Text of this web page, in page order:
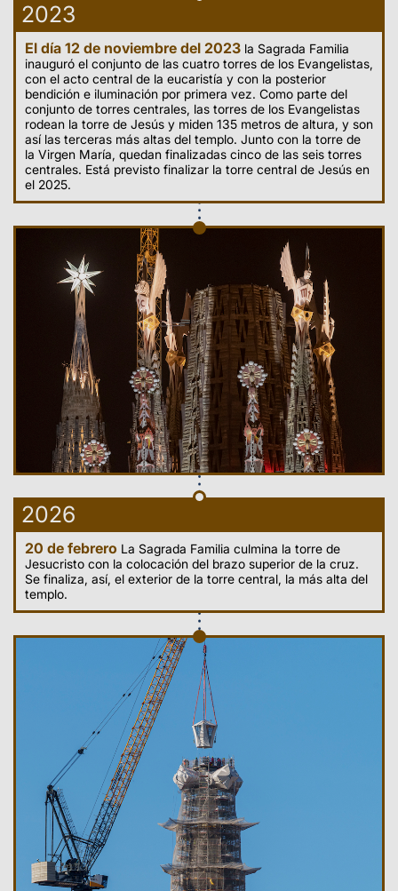
2023
El día 12 de noviembre del 2023 la Sagrada Familia
inauguró el conjunto de las cuatro torres de los Evangelistas,
con el acto central de la eucaristía y con la posterior
bendición e iluminación por primera vez. Como parte del
conjunto de torres centrales, las torres de los Evangelistas
rodean la torre de Jesús y miden 135 metros de altura, y son
así las terceras más altas del templo. Junto con la torre de
la Virgen María, quedan finalizadas cinco de las seis torres
centrales. Está previsto finalizar la torre central de Jesús en
el 2025.
2026
20 de febrero La Sagrada Familia culmina la torre de
Jesucristo con la colocación del brazo superior de la cruz.
Se finaliza, así, el exterior de la torre central, la más alta del
templo.